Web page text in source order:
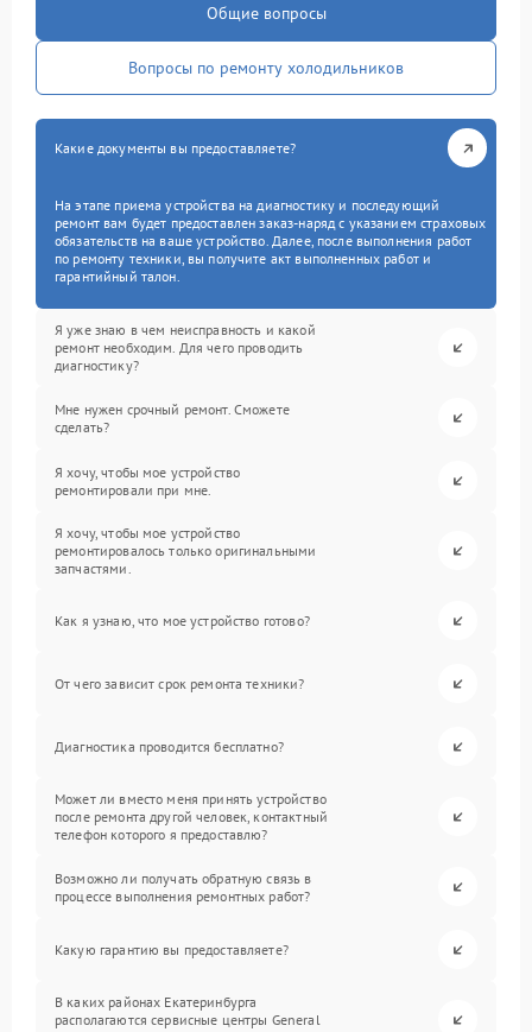
Общие вопросы
Вопросы по ремонту холодильников
Какие документы вы предоставляете?
На этапе приема устройства на диагностику и последующий
ремонт вам будет предоставлен заказ-наряд с указанием страховых
обязательств на ваше устройство. Далее, после выполнения работ
по ремонту техники, вы получите акт выполненных работ и
гарантийный талон.
Я уже знаю в чем неисправность и какой
ремонт необходим. Для чего проводить
диагностику?
Мне нужен срочный ремонт. Сможете
сделать?
Я хочу, чтобы мое устройство
ремонтировали при мне.
Я хочу, чтобы мое устройство
ремонтировалось только оригинальными
запчастями.
Как я узнаю, что мое устройство готово?
От чего зависит срок ремонта техники?
Диагностика проводится бесплатно?
Может ли вместо меня принять устройство
после ремонта другой человек, контактный
телефон которого я предоставлю?
Возможно ли получать обратную связь в
процессе выполнения ремонтных работ?
Какую гарантию вы предоставляете?
В каких районах Екатеринбурга
располагаются сервисные центры General